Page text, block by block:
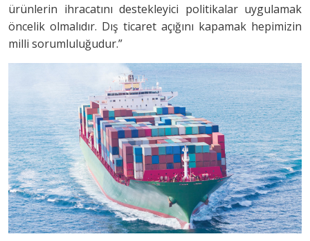
ürünlerin ihracatını destekleyici politikalar uygulamak
öncelik olmalıdır. Dış ticaret açığını kapamak hepimizin
milli sorumluluğudur.”